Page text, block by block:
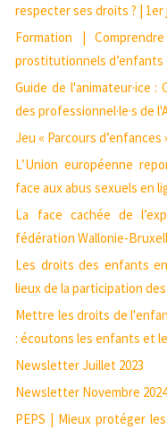
respecter ses droits ? | 1er
Formation |
prostitutionnels d’enfants
Guide de l'animateur·ice
des professionnel·le·s de
Jeu « Parcours
L’Union européenne
face aux abus sexuels en
La face cachée de
fédération Wallonie-
Les droits des enfants
lieux de la participation
Mettre les droits de
: écoutons les enfants et
Newsletter Juillet 2023
Newsletter Novembre
PEPS | Mieux protéger